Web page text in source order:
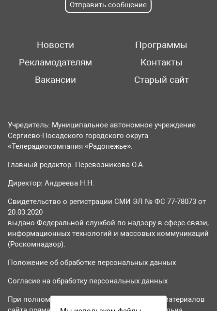
Отправить сообщение
Новости
Программы
Рекламодателям
Контакты
Вакансии
Старый сайт
Учредитель: Муниципальное автономное учреждение
Сергиево-Посадского городского округа
«Телерадиокомпания «Радонежье».
Главный редактор: Перевозникова О.А.
Директор: Андреева Н.Н.
Свидетельство о регистрации СМИ ЭЛ № ФС 77-78073 от
20.03.2020
выдано Федеральной службой по надзору в сфере связи,
информационных технологий и массовых коммуникаций
(Роскомнадзор).
Положение об обработке персональных данных
Согласие на обработку персональных данных
При полном или частичном использовании материалов